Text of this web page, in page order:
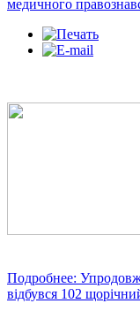
медичного
Подробнее:
відбувся 102